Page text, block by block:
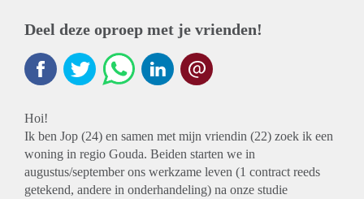
Deel deze oproep met je vrienden!
Hoi!
Ik ben Jop (24) en samen met mijn vriendin (22) zoek ik een
woning in regio Gouda. Beiden starten we in
augustus/september ons werkzame leven (1 contract reeds
getekend, andere in onderhandeling) na onze studie